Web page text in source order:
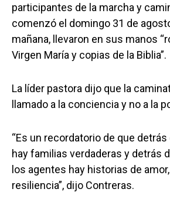
participantes de la marcha y
comenzó el domingo 31 de
mañana, llevaron en sus manos
Virgen María y copias de la Biblia”.
La líder pastora dijo que la
llamado a la conciencia y no a la
“Es un recordatorio de que
hay familias verdaderas y detrás
los agentes hay historias de
resiliencia”, dijo Contreras.